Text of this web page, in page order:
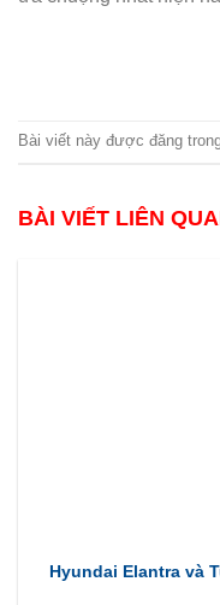
Bài viết này được đăng
BÀI VIẾT LIÊN
Hyundai Elantra và